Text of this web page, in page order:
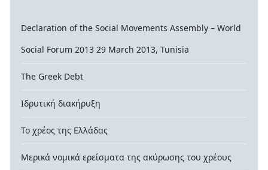
Declaration of the Social Movements Assembly – World
Social Forum 2013 29 March 2013, Tunisia
The Greek Debt
Ιδρυτική διακήρυξη
Το χρέος της Ελλάδας
Μερικά νομικά ερείσματα της ακύρωσης του χρέους